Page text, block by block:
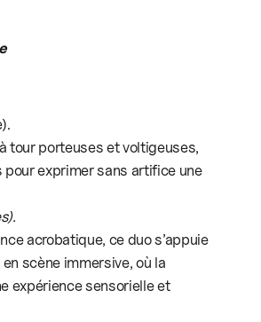
tour porteuses et voltigeuses,
exprimer sans artifice une
acrobatique, ce duo s’appuie
scène immersive, où la
expérience sensorielle et